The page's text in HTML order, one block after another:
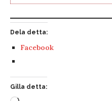
Dela detta:
Facebook
Gilla detta: